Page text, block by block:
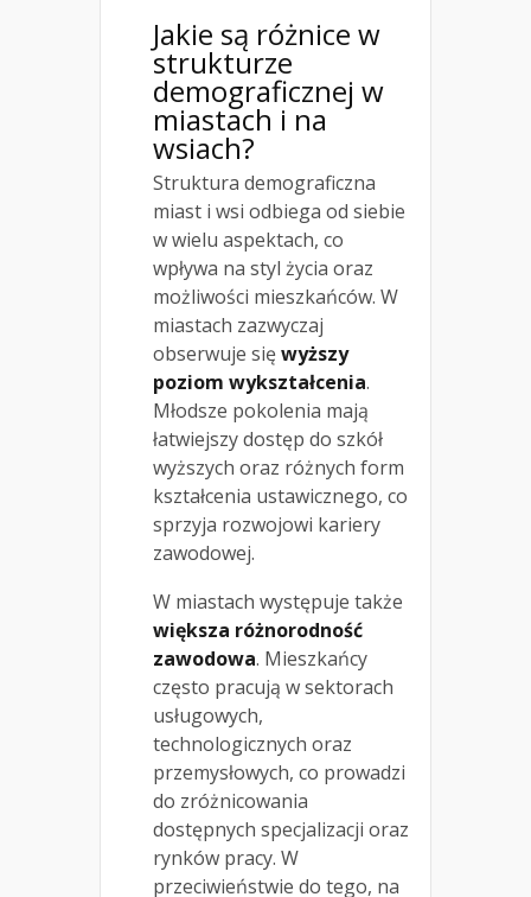
Jakie są różnice w
strukturze
demograficznej w
miastach i na
wsiach?
Struktura demograficzna
miast i wsi odbiega od siebie
w wielu aspektach, co
wpływa na styl życia oraz
możliwości mieszkańców. W
miastach zazwyczaj
obserwuje sięwyższy
poziom wykształcenia.
Młodsze pokolenia mają
łatwiejszy dostęp do szkół
wyższych oraz różnych form
kształcenia ustawicznego, co
sprzyja rozwojowi kariery
zawodowej.
W miastach występuje także
większa różnorodność
zawodowa. Mieszkańcy
często pracują w sektorach
usługowych,
technologicznych oraz
przemysłowych, co prowadzi
do zróżnicowania
dostępnych specjalizacji oraz
rynków pracy. W
przeciwieństwie do tego, na